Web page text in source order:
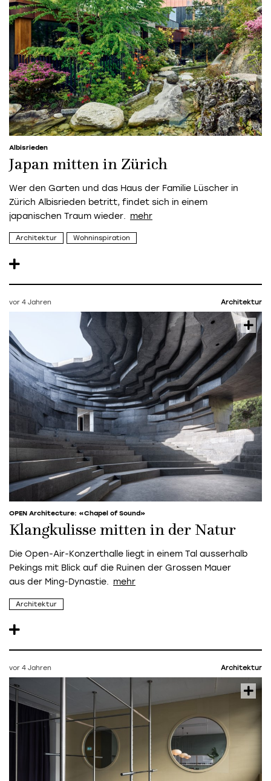
Albisrieden
Japan mitten in Zürich
Wer den Garten und das Haus der Familie Lüscher in
Zürich Albisrieden betritt, findet sich in einem
japanischen Traum wieder.
Architektur Wohninspiration
vor 4 Jahren Architektur
OPEN Architecture: «Chapel of Sound»
Klangkulisse mitten in der Natur
Die Open-Air-Konzerthalle liegt in einem Tal ausserhalb
Pekings mit Blick auf die Ruinen der Grossen Mauer
aus der Ming-Dynastie.
Architektur
vor 4 Jahren Architektur